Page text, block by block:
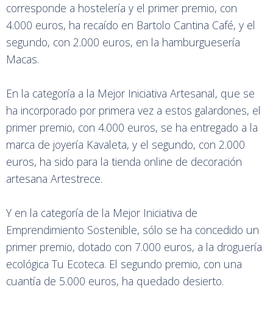
corresponde a hostelería y el primer premio, con
4.000 euros, ha recaído en Bartolo Cantina Café, y el
segundo, con 2.000 euros, en la hamburguesería
Macas.
En la categoría a la Mejor Iniciativa Artesanal, que se
ha incorporado por primera vez a estos galardones, el
primer premio, con 4.000 euros, se ha entregado a la
marca de joyería Kavaleta, y el segundo, con 2.000
euros, ha sido para la tienda online de decoración
artesana Artestrece.
Y en la categoría de la Mejor Iniciativa de
Emprendimiento Sostenible, sólo se ha concedido un
primer premio, dotado con 7.000 euros, a la droguería
ecológica Tu Ecoteca. El segundo premio, con una
cuantía de 5.000 euros, ha quedado desierto.